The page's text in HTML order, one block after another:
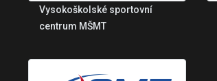
Vysokoškolské sportovní
centrum MŠMT